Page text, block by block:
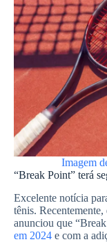
Imagem
“Break Point” terá
Excelente notícia
tênis.
anunciou que
em 2024 e com a